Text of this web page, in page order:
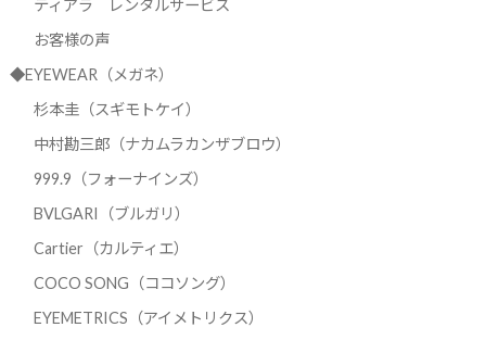
ティアラ レンタルサービス
お客様の声
◆EYEWEAR（メガネ）
杉本圭（スギモトケイ）
中村勘三郎（ナカムラカンザブロウ）
999.9（フォーナインズ）
BVLGARI（ブルガリ）
Cartier（カルティエ）
COCO SONG（ココソング）
EYEMETRICS（アイメトリクス）